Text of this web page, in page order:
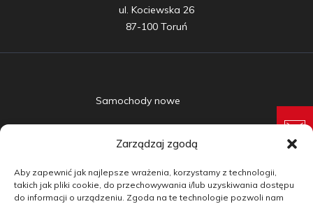
Zarządzaj zgodą
Aby zapewnić jak najlepsze wrażenia, korzystamy z technologii,
takich jak pliki cookie, do przechowywania i/lub uzyskiwania dostępu
do informacji o urządzeniu. Zgoda na te technologie pozwoli nam
ul. Kociewska 26
87-100 Toruń
Samochody nowe
Samochody używane
Doradztwo